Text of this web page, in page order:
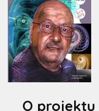
O projektu